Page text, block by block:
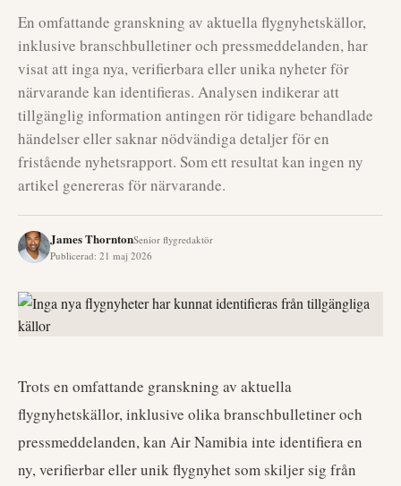
En omfattande granskning av aktuella flygnyhetskällor,
inklusive branschbulletiner och pressmeddelanden, har
visat att inga nya, verifierbara eller unika nyheter för
närvarande kan identifieras. Analysen indikerar att
tillgänglig information antingen rör tidigare behandlade
händelser eller saknar nödvändiga detaljer för en
fristående nyhetsrapport. Som ett resultat kan ingen ny
artikel genereras för närvarande.
James ThorntonSenior flygredaktör
Publicerad: 21 maj 2026
Trots en omfattande granskning av aktuella
flygnyhetskällor, inklusive olika branschbulletiner och
pressmeddelanden, kan Air Namibia inte identifiera en
ny, verifierbar eller unik flygnyhet som skiljer sig från